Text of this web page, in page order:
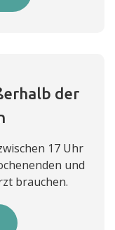
der
17 Uhr
und
brauchen.